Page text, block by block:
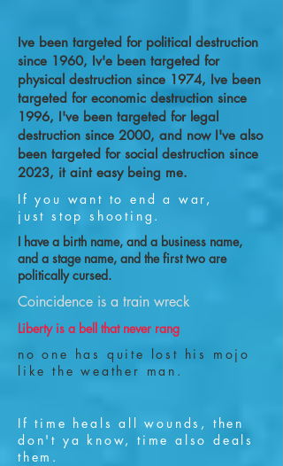
Ive been targeted for political destruction
since 1960, Iv'e been targeted for
physical destruction since 1974, Ive been
targeted for economic destruction since
1996, I've been targeted for legal
destruction since 2000, and now I've also
been targeted for social destruction since
2023, it aint easy being me.
If you want to end a war,
just stop shooting.
I have a birth name, and a business name,
and a stage name, and the first two are
politically cursed.
Coincidence is a train wreck
Liberty is a bell that never rang
no one has quite lost his mojo
like the weather man.
If time heals all wounds, then
don't ya know, time also deals
them.